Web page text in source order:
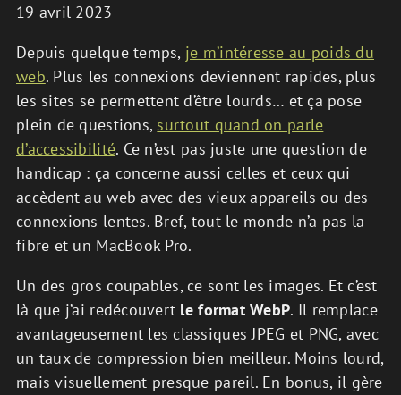
19 avril 2023
Depuis quelque temps, je m’intéresse au poids du
web. Plus les connexions deviennent rapides, plus
les sites se permettent d’être lourds… et ça pose
plein de questions, surtout quand on parle
d’accessibilité. Ce n’est pas juste une question de
handicap : ça concerne aussi celles et ceux qui
accèdent au web avec des vieux appareils ou des
connexions lentes. Bref, tout le monde n’a pas la
fibre et un MacBook Pro.
Un des gros coupables, ce sont les images. Et c’est
là que j’ai redécouvert le format WebP. Il remplace
avantageusement les classiques JPEG et PNG, avec
un taux de compression bien meilleur. Moins lourd,
mais visuellement presque pareil. En bonus, il gère